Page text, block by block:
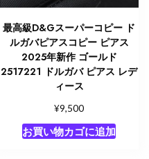
最高級D&Gスーパーコピー ド
ルガバピアスコピー ピアス
2025年新作 ゴールド
2517221 ドルガバ ピアス レデ
ィース
¥9,500
お買い物カゴに追加